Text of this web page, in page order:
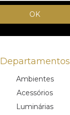
Departamentos
Ambientes
Acessórios
Luminárias